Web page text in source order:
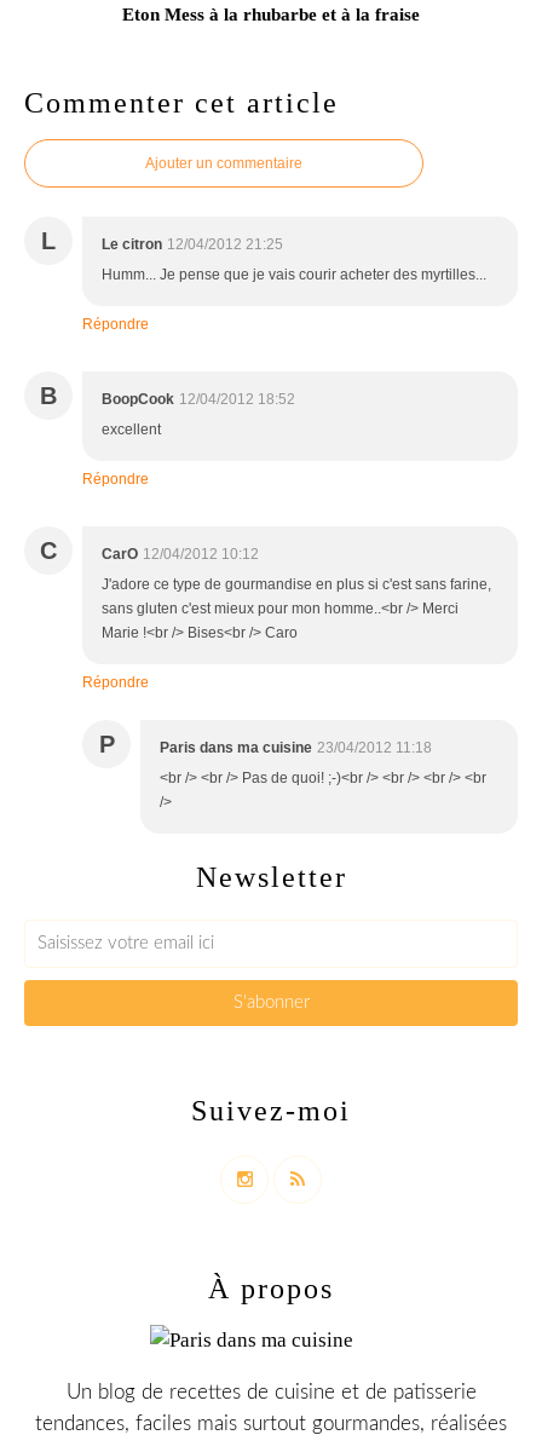
Eton Mess à la rhubarbe et à la fraise
Commenter cet article
Ajouter un commentaire
L Le citron 12/04/2012 21:25
Humm... Je pense que je vais courir acheter des myrtilles...
Répondre
B BoopCook 12/04/2012 18:52
excellent
Répondre
C CarO 12/04/2012 10:12
J'adore ce type de gourmandise en plus si c'est sans farine,
sans gluten c'est mieux pour mon homme..<br /> Merci
Marie !<br /> Bises<br /> Caro
Répondre
P Paris dans ma cuisine 23/04/2012 11:18
<br /> <br /> Pas de quoi! ;-)<br /> <br /> <br /> <br
/>
Newsletter
Suivez-moi
À propos
Un blog de recettes de cuisine et de patisserie
tendances, faciles mais surtout gourmandes, réalisées